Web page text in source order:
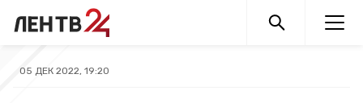
05 ДЕК 2022, 19:20